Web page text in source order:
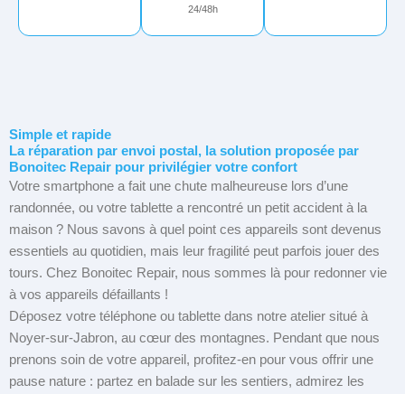
24/48h
Simple et rapide
La réparation par envoi postal, la solution proposée par
Bonoitec Repair pour privilégier votre confort
Votre smartphone a fait une chute malheureuse lors d’une
randonnée, ou votre tablette a rencontré un petit accident à la
maison ? Nous savons à quel point ces appareils sont devenus
essentiels au quotidien, mais leur fragilité peut parfois jouer des
tours. Chez Bonoitec Repair, nous sommes là pour redonner vie
à vos appareils défaillants !
Déposez votre téléphone ou tablette dans notre atelier situé à
Noyer-sur-Jabron, au cœur des montagnes. Pendant que nous
prenons soin de votre appareil, profitez-en pour vous offrir une
pause nature : partez en balade sur les sentiers, admirez les